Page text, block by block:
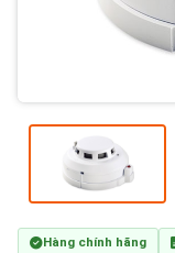
Hàng chính hãng